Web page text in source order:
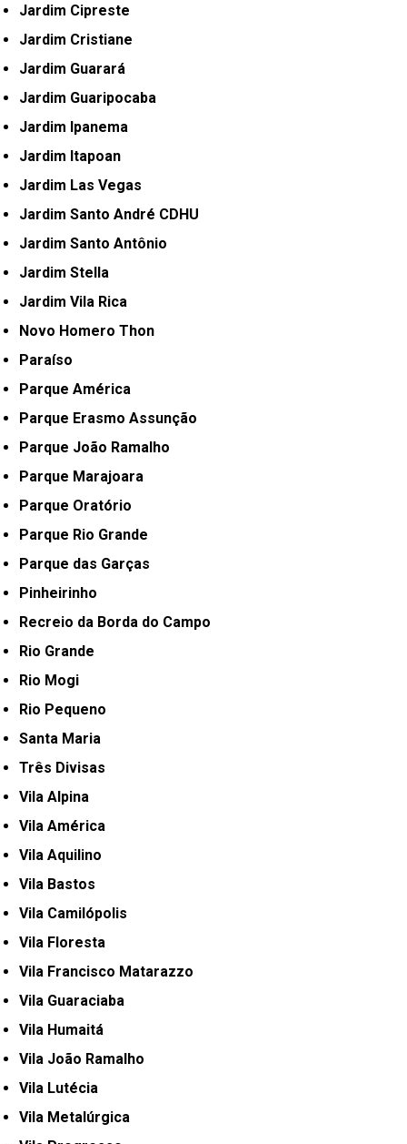
Jardim Cipreste
Jardim Cristiane
Jardim Guarará
Jardim Guaripocaba
Jardim Ipanema
Jardim Itapoan
Jardim Las Vegas
Jardim Santo André CDHU
Jardim Santo Antônio
Jardim Stella
Jardim Vila Rica
Novo Homero Thon
Paraíso
Parque América
Parque Erasmo Assunção
Parque João Ramalho
Parque Marajoara
Parque Oratório
Parque Rio Grande
Parque das Garças
Pinheirinho
Recreio da Borda do Campo
Rio Grande
Rio Mogi
Rio Pequeno
Santa Maria
Três Divisas
Vila Alpina
Vila América
Vila Aquilino
Vila Bastos
Vila Camilópolis
Vila Floresta
Vila Francisco Matarazzo
Vila Guaraciaba
Vila Humaitá
Vila João Ramalho
Vila Lutécia
Vila Metalúrgica